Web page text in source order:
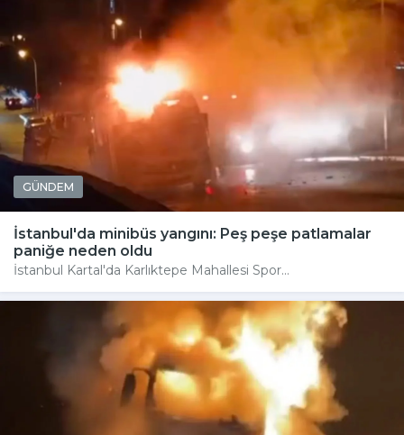
GÜNDEM
İstanbul'da minibüs yangını: Peş peşe patlamalar
paniğe neden oldu
İstanbul Kartal'da Karlıktepe Mahallesi Spor...